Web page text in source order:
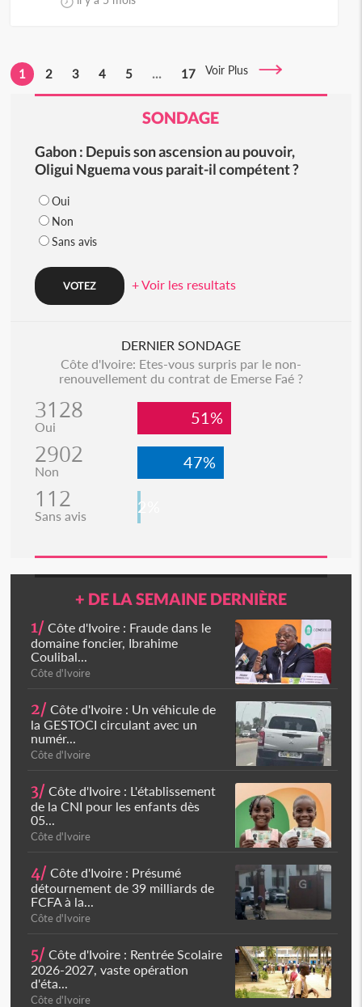
1 2 3 4 5 ... 17 Voir Plus
SONDAGE
Gabon : Depuis son ascension au pouvoir,
Oligui Nguema vous parait-il compétent ?
Oui
Non
Sans avis
+ Voir les resultats
DERNIER SONDAGE
Côte d'Ivoire: Etes-vous surpris par le non-
renouvellement du contrat de Emerse Faé ?
3128
Oui 51%
2902
Non 47%
112
Sans avis 2%
+ DE LA SEMAINE DERNIÈRE
1/ Côte d'Ivoire : Fraude dans le
domaine foncier, Ibrahime
Coulibal...
Côte d'Ivoire
2/ Côte d'Ivoire : Un véhicule de
la GESTOCI circulant avec un
numér...
Côte d'Ivoire
3/ Côte d'Ivoire : L'établissement
de la CNI pour les enfants dès
05...
Côte d'Ivoire
4/ Côte d'Ivoire : Présumé
détournement de 39 milliards de
FCFA à la...
Côte d'Ivoire
5/ Côte d'Ivoire : Rentrée Scolaire
2026-2027, vaste opération
d'éta...
Côte d'Ivoire